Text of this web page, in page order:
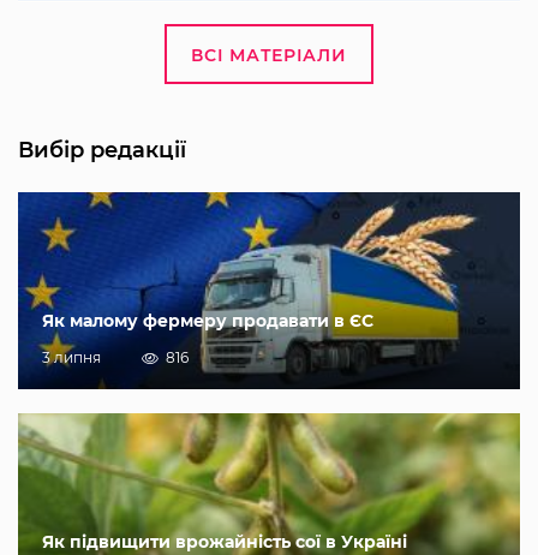
ВСІ МАТЕРІАЛИ
Вибір редакції
Як малому фермеру продавати в ЄС
3 липня 816
Як підвищити врожайність сої в Україні